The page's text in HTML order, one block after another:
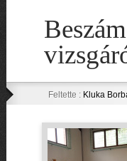
Feltette : Kluka